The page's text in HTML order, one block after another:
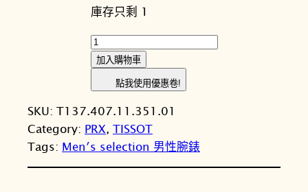
格
：
N
T
庫存只剩 1
T
I
S
O
T
天
梭
加入購物車
點我使用優惠卷!
SKU: T137.407.11.351.01
Category: PRX, TISSOT
Tags: Men′s selection 男性腕錶